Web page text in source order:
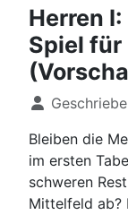
Herren
Spiel für
Details
Bleiben die
im ersten
schweren
Mittelfeld ab?